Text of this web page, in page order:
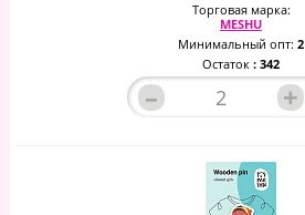
Торговая марка:
MESHU
Минимальный опт: 2
Остаток : 342
– +